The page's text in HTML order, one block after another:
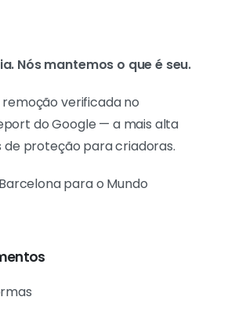
Nós mantemos o que é seu.
remoção verificada no
do Google — a mais alta
de proteção para criadoras.
para o Mundo